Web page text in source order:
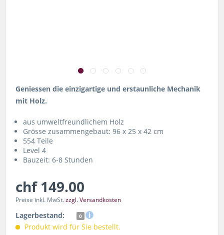
Geniessen die einzigartige und erstaunliche Mechanik
mit Holz.
aus umweltfreundlichem Holz
Grösse zusammengebaut: 96 x 25 x 42 cm
554 Teile
Level 4
Bauzeit: 6-8 Stunden
chf 149.00
Preise inkl. MwSt.zzgl. Versandkosten
Lagerbestand: 0
Produkt wird für Sie bestellt.